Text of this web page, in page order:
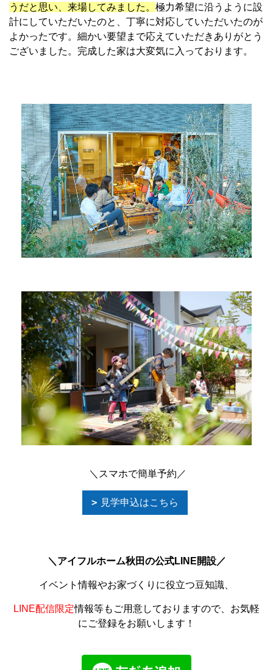
うだと思い、来場してみました。 極力希望に沿うように設
計にしていただいたのと、丁寧に対応していただいたのが
よかったです。 細かい要望まで応えていただきありがとう
ございました。完成した家は大変気に入っております。
＼スマホで簡単予約／
見学申込はこちら
＼アイフルホーム秋田の公式LINE開設／
イベント情報やお家づくりに役立つ豆知識、
LINE配信限定情報等もご用意しておりますので、お気軽
にご登録をお願いします！